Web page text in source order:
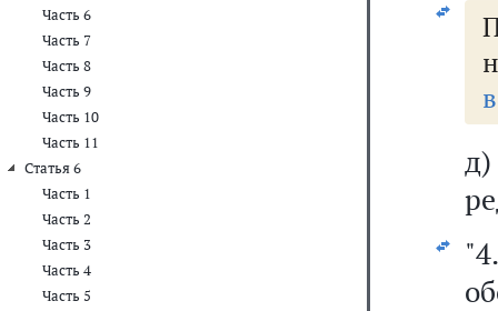
Часть 6
Часть 7
Часть 8
Часть 9
Часть 10
Часть 11
Статья 6
Часть 1
Часть 2
Часть 3
Часть 4
Часть 5